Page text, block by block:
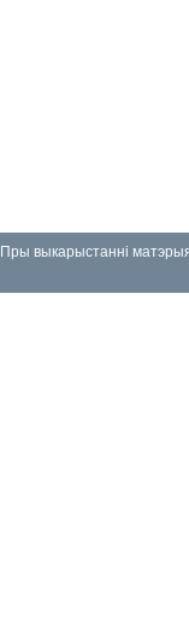
Пры выкарыстанні